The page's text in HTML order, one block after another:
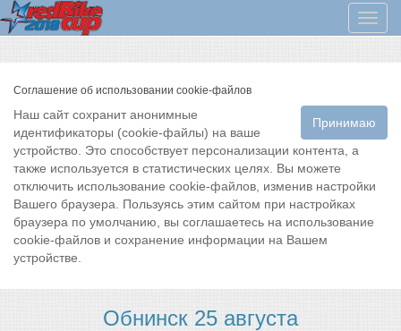
Меню
Соглашение об использовании cookie-файлов
Принимаю
Наш сайт сохранит анонимные
идентификаторы (cookie-файлы) на ваше
устройство. Это способствует персонализации контента, а
также используется в статистических целях. Вы можете
отключить использование cookie-файлов, изменив настройки
Вашего браузера. Пользуясь этим сайтом при настройках
браузера по умолчанию, вы соглашаетесь на использование
cookie-файлов и сохранение информации на Вашем
устройстве.
Обнинск 25 августа